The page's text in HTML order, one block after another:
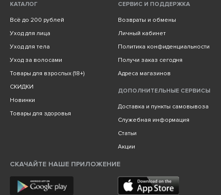
КАТАЛОГ
Всё до 200 рублей
Уход для лица
Уход для тела
Уход за волосами
Товары для взрослых (18+)
СКИДКИ
Новинки
Товары для здоровья
СЕРВИС И ПОДДЕРЖКА
Возвраты и обмены
Личный кабинет
Политика конфиденциальности
Получи заказ сегодня
Адреса магазинов
ДОПОЛНИТЕЛЬНЫЕ СЕРВИСЫ
Доставка и пункты самовывоза
Служебная информация
Статьи
Акции
СКАЧАЙТЕ НАШЕ ПРИЛОЖЕНИЕ